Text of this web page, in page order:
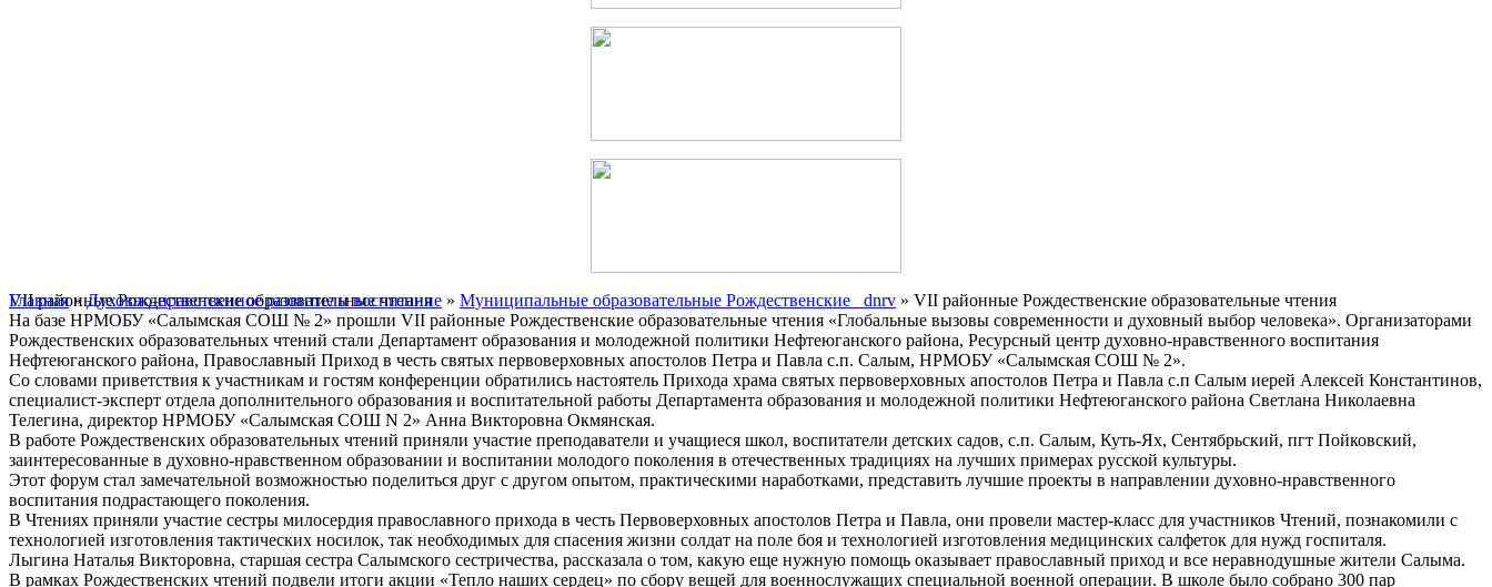
Главная»Духовно-нравственное развитие и воспитание » Муниципальные образовательные Рождественские _dnrv » VII районные Рождественские образовательные чтения
VII районные Рождественские образовательные чтения
На базе НРМОБУ «Салымская СОШ № 2» прошли VII районные Рождественские образовательные чтения «Глобальные вызовы современности и духовный выбор человека». Организаторами
Рождественских образовательных чтений стали Департамент образования и молодежной политики Нефтеюганского района, Ресурсный центр духовно-нравственного воспитания
Нефтеюганского района, Православный Приход в честь святых первоверховных апостолов Петра и Павла с.п. Салым, НРМОБУ «Салымская СОШ № 2».
Со словами приветствия к участникам и гостям конференции обратились настоятель Прихода храма святых первоверховных апостолов Петра и Павла с.п Салым иерей Алексей Константинов,
специалист-эксперт отдела дополнительного образования и воспитательной работы Департамента образования и молодежной политики Нефтеюганского района Светлана Николаевна
Телегина, директор НРМОБУ «Салымская СОШ N 2» Анна Викторовна Окмянская.
В работе Рождественских образовательных чтений приняли участие преподаватели и учащиеся школ, воспитатели детских садов, с.п. Салым, Куть-Ях, Сентябрьский, пгт Пойковский,
заинтересованные в духовно-нравственном образовании и воспитании молодого поколения в отечественных традициях на лучших примерах русской культуры.
Этот форум стал замечательной возможностью поделиться друг с другом опытом, практическими наработками, представить лучшие проекты в направлении духовно-нравственного
воспитания подрастающего поколения.
В Чтениях приняли участие сестры милосердия православного прихода в честь Первоверховных апостолов Петра и Павла, они провели мастер-класс для участников Чтений, познакомили с
технологией изготовления тактических носилок, так необходимых для спасения жизни солдат на поле боя и технологией изготовления медицинских салфеток для нужд госпиталя.
Лыгина Наталья Викторовна, старшая сестра Салымского сестричества, рассказала о том, какую еще нужную помощь оказывает православный приход и все неравнодушные жители Салыма.
В рамках Рождественских чтений подвели итоги акции «Тепло наших сердец» по сбору вещей для военнослужащих специальной военной операции. В школе было собрано 300 пар